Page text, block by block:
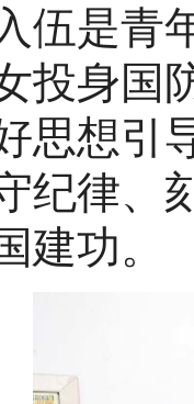
伍是青
投身国
思想引
纪律、
建功。